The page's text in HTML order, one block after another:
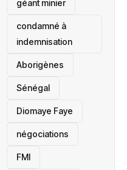
géant minier
condamné à
indemnisation
Aborigènes
Sénégal
Diomaye Faye
négociations
FMI